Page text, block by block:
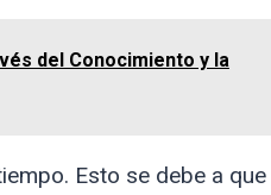
del Conocimiento y la
Esto se debe a que